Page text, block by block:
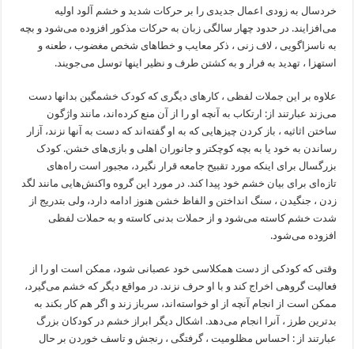
خردسال به زودی اعمال جدیدی را بر حرکات شدید و خشم آلود اولیه
می‌افزایند. در حدود چهار سالگی زبان به حرکات مذکور افزوده می‌شود و بچه
به ناسزاگویی ، لاف زنی ، ذکر معایب و خطاهای شخص مغضوب ، طعنه و
استهزا ، تهدید به فرار و به کشتن طرف و نظیر اینها توسل می‌جویند.
علاوه بر این جملات لفظی ، کارهای دیگری که کودک خشمگین بدانها دست
می‌زند عبارتند از: ارتکاب به آنچه او را از آن منع کرده‌اند، مانند واژگون
ساختن اثاثیه ، باز کردن چیزهایی که به او گفته‌اند که دست به آنها نزند، آزار
رساندن به خود یا به بچه کوچکتر و جانوران اهلی و بازی‌های خشن. کودک
بزرگسال برای اینکه مورد تقبیح جامعه قرار نگیرد، مجبور است راه‌های
تازه‌ای برای بیان خشم خود پیدا کند. در مورد این گروه واکنش‌هایی مانند لگد
زدن ، جنگیدن ، سنگ انداختن و الفاظ خشن هنوز ادامه دارد، ولی بتدریج از
شدت خشم کاسته می‌شود و از حملات بدنی کاسته و به حملات لفظی
افزوده می‌شود.
وقتی که کودکی از دست همکلاسی خود عصبانی شود، ممکن است او را از
فعالیت گروهی اخراج کند و با او حرف نزند. در مواقع دیگر که خشم می‌گیرد،
ممکن است از انجام آنچه از او خواسته‌اند، سرباز زند و اگر هم کار بکند به
بدترین طرز ، آنرا انجام می‌دهد. اشکال دیگر ابراز خشم در کودکان بزرگ
عبارتند از : احساس مظلومیت ، گرفتگی ، رنجش و تاسف خوردن بر حال